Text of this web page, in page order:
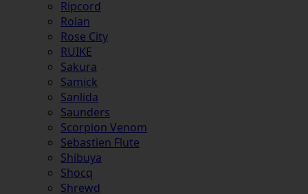
Ripcord
Rolan
Rose City
RUIKE
Sakura
Samick
Sanlida
Saunders
Scorpion Venom
Sebastien Flute
Shibuya
Shocq
Shrewd